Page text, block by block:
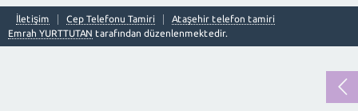
İletişim Cep Telefonu Tamiri
Ataşehir telefon tamiri
Emrah YURTTUTAN tarafından düzenlenmektedir.